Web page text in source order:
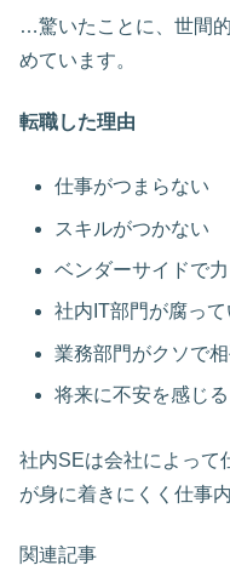
…驚いたことに、世間
めています。
転職した理由
仕事がつまらない
スキルがつかない
ベンダーサイドで
社内IT部門が腐っ
業務部門がクソで
将来に不安を感じる
社内SEは会社によって
が身に着きにくく仕事
関連記事